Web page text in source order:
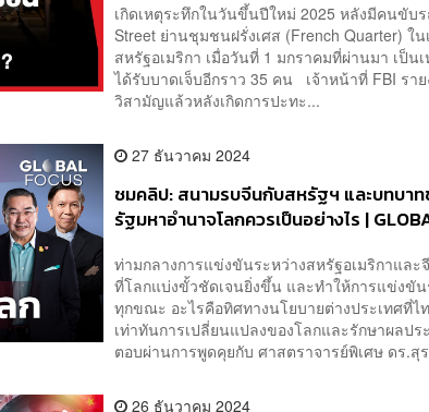
เกิดเหตุระทึกในวันขึ้นปีใหม่ 2025 หลังมีคนขับ
Street ย่านชุมชนฝรั่งเศส (French Quarter) ใ
สหรัฐอเมริกา เมื่อวันที่ 1 มกราคมที่ผ่านมา เป็น
ได้รับบาดเจ็บอีกราว 35 คน เจ้าหน้าที่ FBI รา
วิสามัญแล้วหลังเกิดการปะทะ...
27 ธันวาคม 2024
ชมคลิป: สนามรบจีนกับสหรัฐฯ และบทบา
รัฐมหาอำนาจโลกควรเป็นอย่างไร |
ท่ามกลางการแข่งขันระหว่างสหรัฐอเมริกาแล
ที่โลกแบ่งขั้วชัดเจนยิ่งขึ้น และทำให้การแข่งขั
ทุกขณะ อะไรคือทิศทางนโยบายต่างประเทศที่ไ
เท่าทันการเปลี่ยนแปลงของโลกและรักษาผลป
ตอบผ่านการพูดคุยกับ ศาสตราจารย์พิเศษ ดร.สุร
26 ธันวาคม 2024